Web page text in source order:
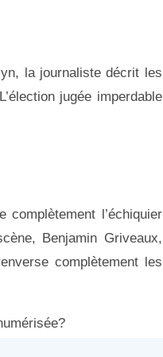
la journaliste décrit les
jugée imperdable
l’échiquier
Benjamin Griveaux,
complètement les